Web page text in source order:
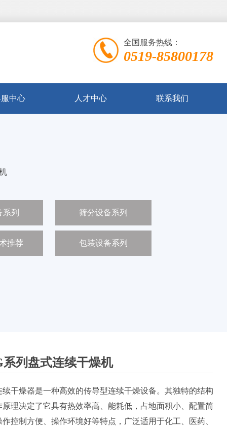
全国服务热线：
0519-85800178
中心 人才中心 联系我们
系列 筛分设备系列
推荐 包装设备系列
列盘式连续干燥机
续干燥器是一种高效的传导型连续干燥设备。其独特的结构
原理决定了它具有热效率高、能耗低，占地面积小、配置简
作控制方便、操作环境好等特点，广泛适用于化工、医药、